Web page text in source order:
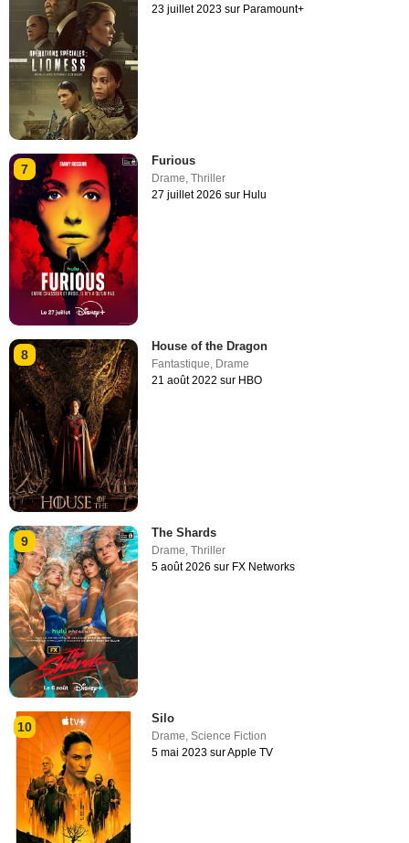
23 juillet 2023 sur Paramount+
7
Furious
Drame,Thriller
27 juillet 2026 sur Hulu
8
House of the Dragon
Fantastique, Drame
21 août 2022 sur HBO
9
The Shards
Drame ,Thriller
5 août 2026 sur FX Networks
10
Silo
Drame,Science Fiction
5 mai 2023 sur Apple TV